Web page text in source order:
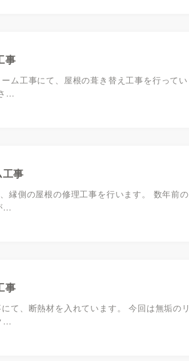
事
ム工事にて、屋根の葺き替え工事を行ってい
…
事
縁側の屋根の修理工事を行います。 数年前の
…
事
て、断熱材を入れています。 今回は無垢のリ
…